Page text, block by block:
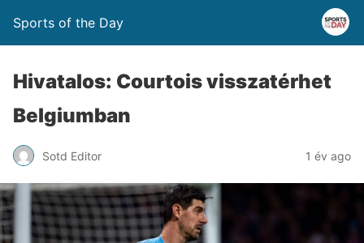
Sports of the Day
Hivatalos: Courtois visszatérhet
Belgiumban
Sotd Editor 1 év ago